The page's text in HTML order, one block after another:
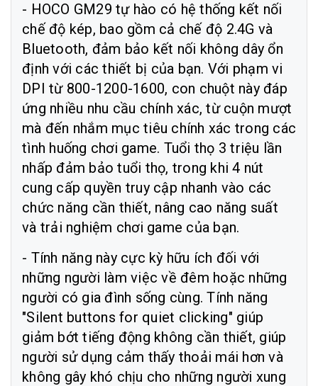
- HOCO GM29 tự hào có hệ thống kết nối
chế độ kép, bao gồm cả chế độ 2.4G và
Bluetooth, đảm bảo kết nối không dây ổn
định với các thiết bị của bạn. Với phạm vi
DPI từ 800-1200-1600, con chuột này đáp
ứng nhiều nhu cầu chính xác, từ cuộn mượt
mà đến nhắm mục tiêu chính xác trong các
tình huống chơi game. Tuổi thọ 3 triệu lần
nhấp đảm bảo tuổi thọ, trong khi 4 nút
cung cấp quyền truy cập nhanh vào các
chức năng cần thiết, nâng cao năng suất
và trải nghiệm chơi game của bạn.
- Tính năng này cực kỳ hữu ích đối với
những người làm việc về đêm hoặc những
người có gia đình sống cùng. Tính năng
"Silent buttons for quiet clicking" giúp
giảm bớt tiếng động không cần thiết, giúp
người sử dụng cảm thấy thoải mái hơn và
không gây khó chịu cho những người xung